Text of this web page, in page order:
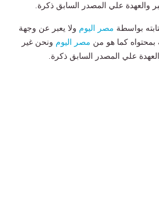
والعهدة علي المصدر السابق ذكرة.
بواسطة مصر اليوم ولا يعبر عن وجهة
بمحتواه كما هو من مصر اليوم ونحن غير
علي المصدر السابق ذكرة.